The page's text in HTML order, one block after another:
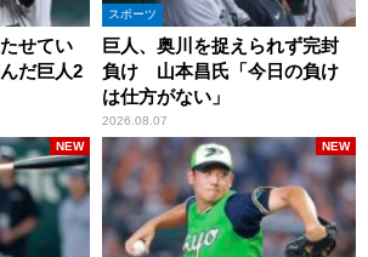
せてい
だ巨人2
スポーツ
巨人、奥川を捉えられず完封
負け 山本昌氏「今日の負け
は仕方がない」
2026.08.07
NEW NEW